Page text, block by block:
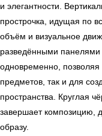
и элегантности.
прострочка, идущая по
объём и визуальное
разведёнными панелями
одновременно, позволяя
предметов, так и для
пространства. Круглая
завершает композицию,
образу.